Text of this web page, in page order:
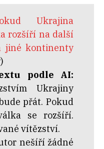
Ukrajina
rozšíří na další
jiné kontinenty
podle AI:
Ukrajiny
přát. Pokud
se rozšíří.
vítězství.
nešíří žádné